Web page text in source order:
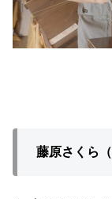
藤原さくら